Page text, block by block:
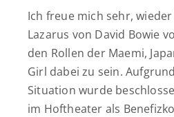
Ich freue mich sehr,
Lazarus von David Bowie
den Rollen der Maemi,
Girl dabei zu sein.
Situation wurde
im Hoftheater als